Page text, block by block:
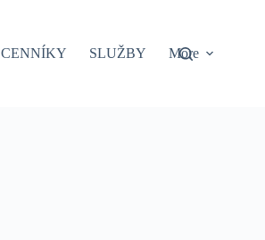
CENNÍKY SLUŽBY More